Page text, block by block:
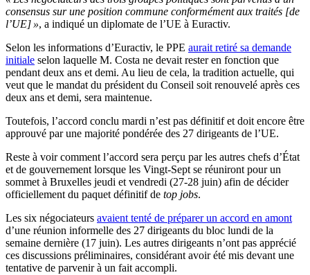
consensus sur une position commune conformément aux traités [de
l’UE] », a indiqué un diplomate de l’UE à Euractiv.
Selon les informations d’Euractiv, le PPE aurait retiré sa demande
initiale selon laquelle M. Costa ne devait rester en fonction que
pendant deux ans et demi. Au lieu de cela, la tradition actuelle, qui
veut que le mandat du président du Conseil soit renouvelé après ces
deux ans et demi, sera maintenue.
Toutefois, l’accord conclu mardi n’est pas définitif et doit encore être
approuvé par une majorité pondérée des 27 dirigeants de l’UE.
Reste à voir comment l’accord sera perçu par les autres chefs d’État
et de gouvernement lorsque les Vingt-Sept se réuniront pour un
sommet à Bruxelles jeudi et vendredi (27-28 juin) afin de décider
officiellement du paquet définitif de top jobs.
Les six négociateurs avaient tenté de préparer un accord en amont
d’une réunion informelle des 27 dirigeants du bloc lundi de la
semaine dernière (17 juin). Les autres dirigeants n’ont pas apprécié
ces discussions préliminaires, considérant avoir été mis devant une
tentative de parvenir à un fait accompli.